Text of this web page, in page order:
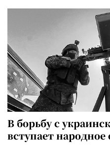
В борьбу с
вступает